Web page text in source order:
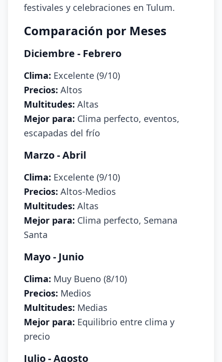
festivales y celebraciones en Tulum.
Comparación por Meses
Diciembre - Febrero
Clima: Excelente (9/10)
Precios: Altos
Multitudes: Altas
Mejor para: Clima perfecto, eventos,
escapadas del frío
Marzo - Abril
Clima: Excelente (9/10)
Precios: Altos-Medios
Multitudes: Altas
Mejor para: Clima perfecto, Semana
Santa
Mayo - Junio
Clima: Muy Bueno (8/10)
Precios: Medios
Multitudes: Medias
Mejor para: Equilibrio entre clima y
precio
Julio - Agosto